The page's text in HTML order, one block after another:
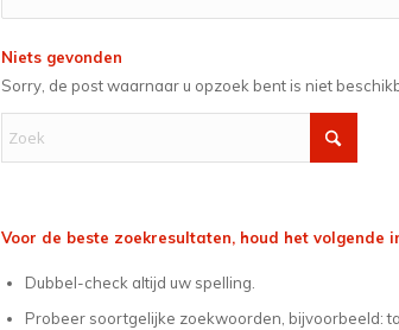
Niets gevonden
Sorry, de post waarnaar u opzoek bent is niet
Voor de beste zoekresultaten, houd het volgende
Dubbel-check altijd uw spelling.
Probeer soortgelijke zoekwoorden, bijvoorbeeld: